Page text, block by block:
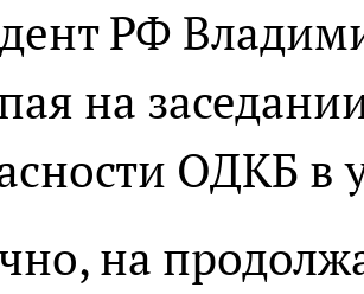
РФ
на
ОДКБ в
на